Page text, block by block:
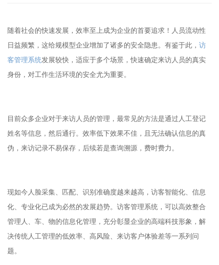
随着社会的快速发展，效率至上成为企业的首要追求！人员流动性
日益频繁，这给规模型企业增加了诸多的安全隐患。有鉴于此， 访
客管理系统发展较快，适应于多个场景，快速确定来访人员的真实
身份，对工作生活环境的安全尤为重要。
目前众多企业对于来访人员的管理，最常见的方法是通过人工登记
姓名等信息，然后通行。效率低下效果不佳，且无法确认信息的真
伪，来访记录不易保存，后续若是查询溯源，费时费力。
现如今人脸采集、匹配、识别准确度越来越高，访客智能化、信息
化、专业化已成为必然的发展趋势。访客管理系统，可以高效整合
管理人、车、物的信息化管理，充分彰显企业的高端科技形象，解
决传统人工管理的低效率、高风险、来访客户体验差等一系列问
题。